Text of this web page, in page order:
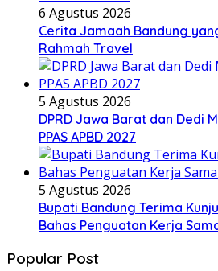
Sekolah di Kota Bandung
Berkebutuhan Khusus
6
22 Juni 20171 Juli 20178
Pendaftaran Masuk Sekolah
Gratis
7
18 Mei 20196 Komentar
Bersamamu Ibu, Kau yang
BBCOM Chanel